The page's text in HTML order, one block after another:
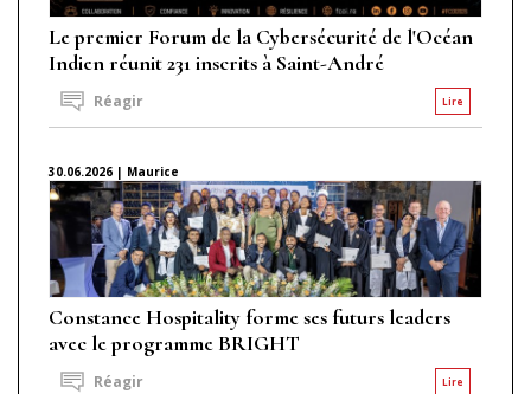
Le premier Forum de la Cybersécurité de l'Océan
Indien réunit 231 inscrits à Saint-André
Lire
Réagir
30.06.2026 | Maurice
Constance Hospitality forme ses futurs leaders
avec le programme BRIGHT
Lire
Réagir